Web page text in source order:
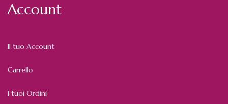
Account
Il tuo Account
Carrello
I tuoi Ordini